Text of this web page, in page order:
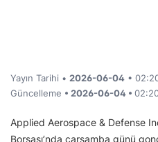
Yayın Tarihi • 2026-06-04 •
Güncelleme • 2026-06-04 •
Applied Aerospace & Defense
Borsası’nda çarşamba günü